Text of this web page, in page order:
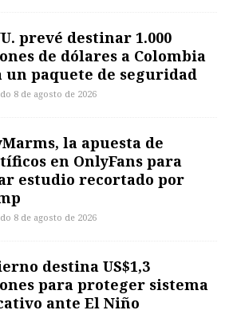
prevé destinar 1.000
de dólares a Colombia
un paquete de seguridad
8 de agosto de 2026
la apuesta de
en OnlyFans para
estudio recortado por
8 de agosto de 2026
destina US$1,3
para proteger sistema
ante El Niño